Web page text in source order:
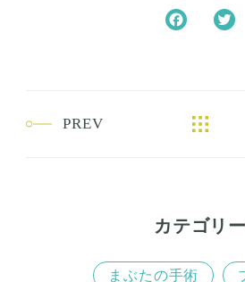
o
PREV
カテゴリー
まぶたの手術